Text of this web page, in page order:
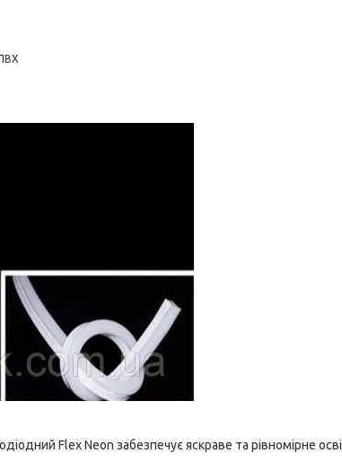
Flex Neon забезпечує яскраве та рівномірне